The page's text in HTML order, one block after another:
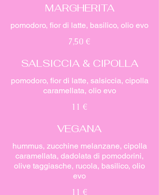
MARGHERITA
pomodoro, fior di latte, basilico, olio evo
7,50 €
SALSICCIA & CIPOLLA
pomodoro, fior di latte, salsiccia, cipolla
caramellata, olio evo
11 €
VEGANA
hummus, zucchine melanzane, cipolla
caramellata, dadolata di pomodorini,
olive taggiasche, rucola, basilico, olio
evo
11 €